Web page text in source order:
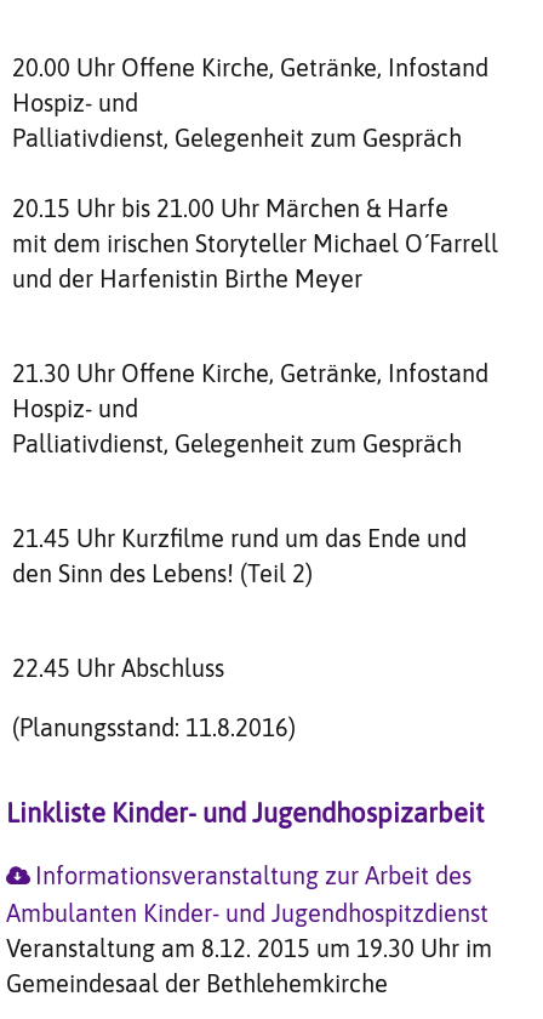
20.00 Uhr Offene Kirche, Getränke, Infostand
Hospiz- und
Palliativdienst, Gelegenheit zum Gespräch
20.15 Uhr bis 21.00 Uhr Märchen & Harfe
mit dem irischen Storyteller Michael O ́Farrell
und der Harfenistin Birthe Meyer
21.30 Uhr Offene Kirche, Getränke, Infostand
Hospiz- und
Palliativdienst, Gelegenheit zum Gespräch
21.45 Uhr Kurzfilme rund um das Ende und
den Sinn des Lebens! (Teil 2)
22.45 Uhr Abschluss
(Planungsstand: 11.8.2016)
Linkliste Kinder- und Jugendhospizarbeit
Informationsveranstaltung zur Arbeit des
Ambulanten Kinder- und Jugendhospitzdienst
Veranstaltung am 8.12. 2015 um 19.30 Uhr im
Gemeindesaal der Bethlehemkirche